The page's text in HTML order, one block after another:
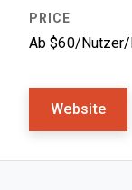
Ab $60/
Website